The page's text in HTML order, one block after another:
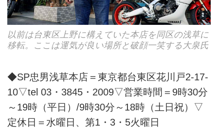
以前は台東区上野に構えていた本店を同区の浅草に
移転。ここは運気が良い場所と破顔一笑する大泉氏
◆SP忠男浅草本店＝東京都台東区花川戸2-17-
10▽tel 03・3845・2009▽営業時間＝9時30分
～19時（平日）/9時30分～18時（土日祝）▽
定休日＝水曜日、第1・3・5火曜日